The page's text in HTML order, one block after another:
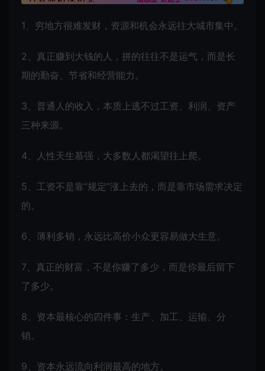
1、穷地方很难发财，资源和机会永远往大城市集中。
2、真正赚到大钱的人，拼的往往不是运气，而是长
期的勤奋、节省和经营能力。
3、普通人的收入，本质上逃不过工资、利润、资产
三种来源。
4、人性天生慕强，大多数人都渴望往上爬。
5、工资不是靠“规定”涨上去的，而是靠市场需求决定
的。
6、薄利多销，永远比高价小众更容易做大生意。
7、真正的财富，不是你赚了多少，而是你最后留下
了多少。
8、资本最核心的四件事：生产、加工、运输、分
销。
9、资本永远流向利润最高的地方。